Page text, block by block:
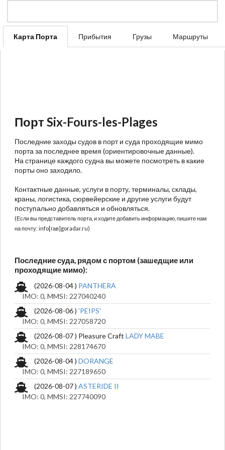
Карта Порта Прибытия Грузы Маршруты
Порт Six-Fours-les-Plages
Последние заходы судов в порт и суда проходящие мимо
порта за последнее время (ориентировочные данные).
На странице каждого судна вы можете посмотреть в какие
порты оно заходило.
Контактные данные, услуги в порту, терминалы, склады,
краны, логистика, сюрвейерские и другие услуги будут
поступально добавляться и обновляться.
(Если вы представитель порта, и ходите добавить информацию, пишите нам
на почту: info[гав]goradar.ru)
Последние суда, рядом с портом (зашедщие или
проходящие мимо):
(2026-08-04 ) PANTHERA
IMO: 0, MMSI: 227040240
(2026-08-06 ) 'PEIPS'
IMO: 0, MMSI: 227058720
(2026-08-07 ) Pleasure Craft LADY MABE
IMO: 0, MMSI: 228174670
(2026-08-04 ) DORANGE
IMO: 0, MMSI: 227189650
(2026-08-07 ) ASTERIDE II
IMO: 0, MMSI: 227740090